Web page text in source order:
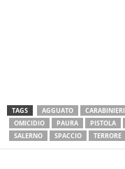
TAGS AGGUATO CARABINIERI
OMICIDIO
PAURA PISTOLA
SALERNO
SPACCIO TERRORE